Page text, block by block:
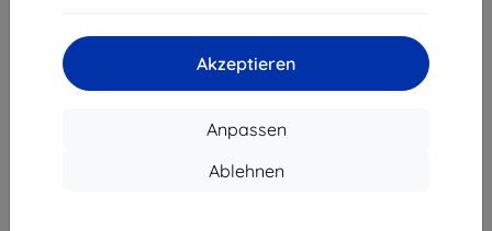
Akzeptieren
Anpassen
Ablehnen
Unternehmens-ID:
46701494
USt-IdNr.:SK2023549671